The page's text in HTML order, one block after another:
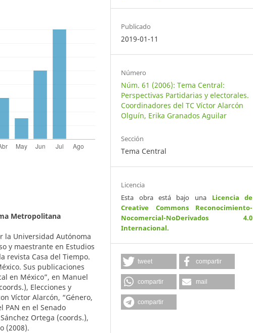
Metropolitana
la Universidad Autónoma
y maestrante en Estudios
revista Casa del Tiempo.
Sus publicaciones
en México”, en Manuel
Elecciones y
Víctor Alarcón, “Género,
PAN en el Senado
Ortega (coords.),
(2008).
Publicado
2019-01-11
Número
Núm. 61 (2006): Tema Central:
Perspectivas Partidarias y electorales.
Coordinadores del TC Víctor Alarcón
Olguín, Erika Granados Aguilar
Sección
Tema Central
Licencia
Esta obra está bajo una Licencia de
Creative Commons Reconocimiento-
Nocomercial-NoDerivados 4.0
Internacional.
tweet compartir
compartir mail
compartir